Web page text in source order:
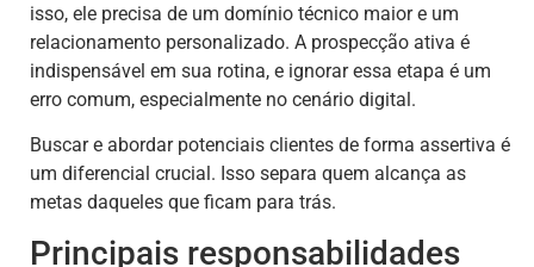
isso, ele precisa de um domínio técnico maior e um
relacionamento personalizado. A prospecção ativa é
indispensável em sua rotina, e ignorar essa etapa é um
erro comum, especialmente no cenário digital.
Buscar e abordar potenciais clientes de forma assertiva é
um diferencial crucial. Isso separa quem alcança as
metas daqueles que ficam para trás.
Principais responsabilidades